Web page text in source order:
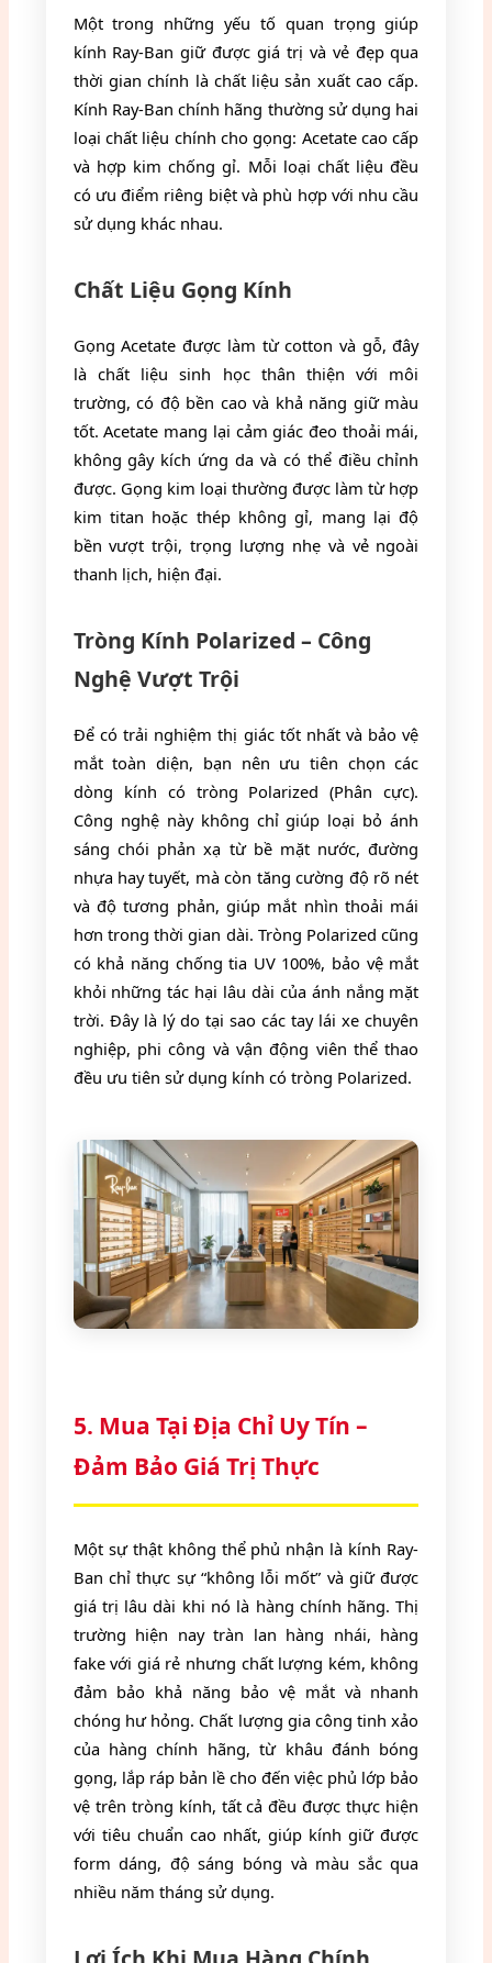
Một trong những yếu tố quan trọng giúp
kính Ray-Ban giữ được giá trị và vẻ đẹp qua
thời gian chính là chất liệu sản xuất cao cấp.
Kính Ray-Ban chính hãng thường sử dụng hai
loại chất liệu chính cho gọng: Acetate cao cấp
và hợp kim chống gỉ. Mỗi loại chất liệu đều
có ưu điểm riêng biệt và phù hợp với nhu cầu
sử dụng khác nhau.
Chất Liệu Gọng Kính
Gọng Acetate được làm từ cotton và gỗ, đây
là chất liệu sinh học thân thiện với môi
trường, có độ bền cao và khả năng giữ màu
tốt. Acetate mang lại cảm giác đeo thoải mái,
không gây kích ứng da và có thể điều chỉnh
được. Gọng kim loại thường được làm từ hợp
kim titan hoặc thép không gỉ, mang lại độ
bền vượt trội, trọng lượng nhẹ và vẻ ngoài
thanh lịch, hiện đại.
Tròng Kính Polarized – Công
Nghệ Vượt Trội
Để có trải nghiệm thị giác tốt nhất và bảo vệ
mắt toàn diện, bạn nên ưu tiên chọn các
dòng kính có tròng Polarized (Phân cực).
Công nghệ này không chỉ giúp loại bỏ ánh
sáng chói phản xạ từ bề mặt nước, đường
nhựa hay tuyết, mà còn tăng cường độ rõ nét
và độ tương phản, giúp mắt nhìn thoải mái
hơn trong thời gian dài. Tròng Polarized cũng
có khả năng chống tia UV 100%, bảo vệ mắt
khỏi những tác hại lâu dài của ánh nắng mặt
trời. Đây là lý do tại sao các tay lái xe chuyên
nghiệp, phi công và vận động viên thể thao
đều ưu tiên sử dụng kính có tròng Polarized.
5. Mua Tại Địa Chỉ Uy Tín –
Đảm Bảo Giá Trị Thực
Một sự thật không thể phủ nhận là kính Ray-
Ban chỉ thực sự “không lỗi mốt” và giữ được
giá trị lâu dài khi nó là hàng chính hãng. Thị
trường hiện nay tràn lan hàng nhái, hàng
fake với giá rẻ nhưng chất lượng kém, không
đảm bảo khả năng bảo vệ mắt và nhanh
chóng hư hỏng. Chất lượng gia công tinh xảo
của hàng chính hãng, từ khâu đánh bóng
gọng, lắp ráp bản lề cho đến việc phủ lớp bảo
vệ trên tròng kính, tất cả đều được thực hiện
với tiêu chuẩn cao nhất, giúp kính giữ được
form dáng, độ sáng bóng và màu sắc qua
nhiều năm tháng sử dụng.